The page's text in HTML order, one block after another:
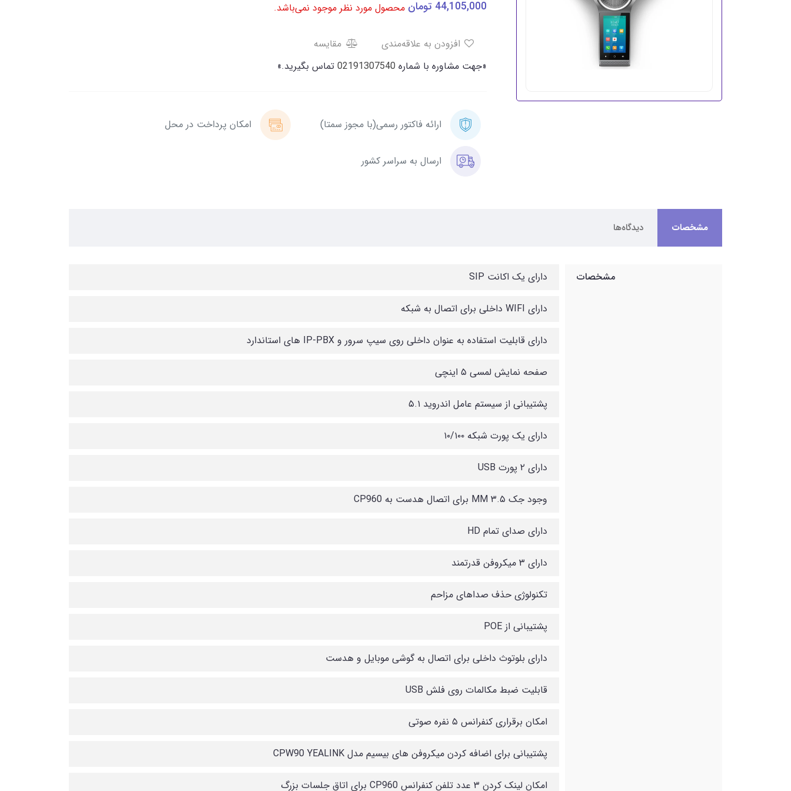
44,105,000 تومان محصول مورد نظر موجود نمی‌باشد.
مقایسه
«جهت مشاوره با شماره 02191307540 تماس بگیرید.»
ارائه فاکتور رسمی(با مجوز سمتا) امکان پرداخت در محل
ارسال به سراسر کشور
مشخصات دیدگاه‌ها
مشخصات دارای یک اکانت SIP
دارای WIFI داخلی برای اتصال به شبکه
دارای قابلیت استفاده به عنوان داخلی روی سیپ سرور و IP-PBX های استاندارد
صفحه نمایش لمسی ۵ اینچی
پشتیبانی از سیستم عامل اندروید ۵.۱
دارای یک پورت شبکه ۱۰/۱۰۰
دارای ۲ پورت USB
وجود جک ۳.۵ MM برای اتصال هدست به CP960
دارای صدای تمام HD
دارای ۳ میکروفن قدرتمند
تکنولوژی حذف صداهای مزاحم
پشتیبانی از POE
دارای بلوتوث داخلی برای اتصال به گوشی موبایل و هدست
قابلیت ضبط مکالمات روی فلش USB
امکان برقراری کنفرانس ۵ نفره صوتی
پشتیبانی برای اضافه کردن میکروفن های بیسیم مدل CPW90 YEALINK
امکان لینک کردن ۳ عدد تلفن کنفرانس CP960 برای اتاق جلسات بزرگ